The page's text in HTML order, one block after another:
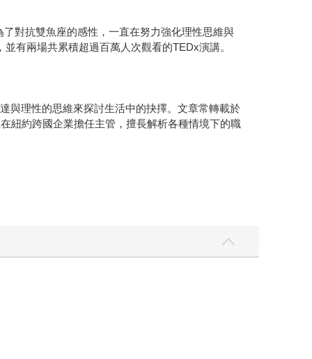
對抗雙魚座的感性，一直在努力強化理性思維與
有兩場共累積超過百萬人次觀看的TEDx演講。
與理性的思維來探討生活中的抉擇。文章常轉載於
紐約跨國企業擔任主管，擅長解析各種情境下的職